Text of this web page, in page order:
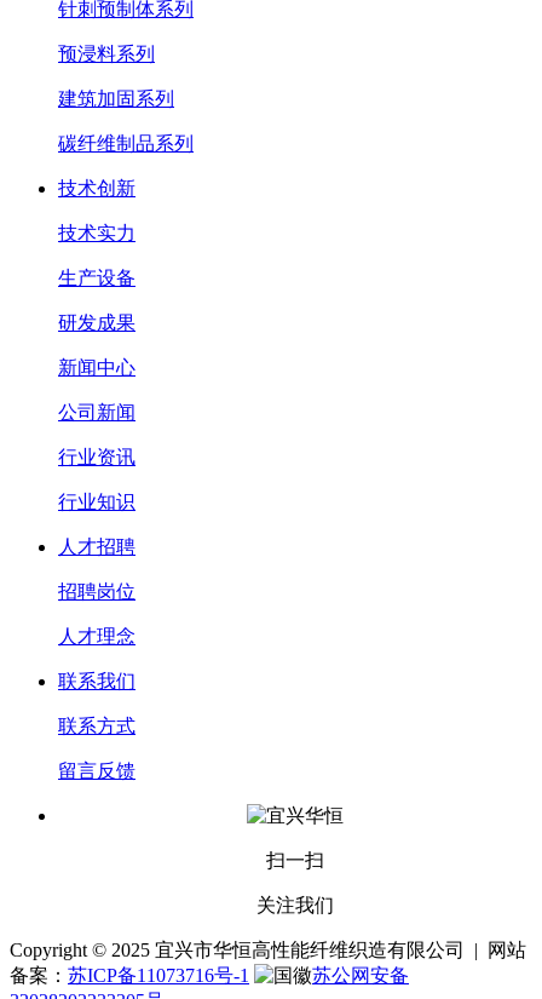
针刺预制体系列
预浸料系列
建筑加固系列
碳纤维制品系列
技术创新
技术实力
生产设备
研发成果
新闻中心
公司新闻
行业资讯
行业知识
人才招聘
招聘岗位
人才理念
联系我们
联系方式
留言反馈
扫一扫
关注我们
Copyright © 2025 宜兴市华恒高性能纤维织造有限公司 | 网站
备案： 苏ICP备11073716号-1
苏公网安备